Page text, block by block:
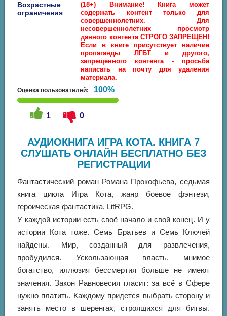
Возрастные
ограничения
(18+) Внимание! Книга может
содержать контент только для
совершеннолетних. Для
несовершеннолетних просмотр
данного контента СТРОГО ЗАПРЕЩЕН!
Если в книге присутствует наличие
пропаганды ЛГБТ и другого,
запрещенного контента - просьба
написать на почту для удаления
материала.
Оценка пользователей: 100%
1 0
АУДИОКНИГА ИГРА КОТА. КНИГА 7
СЛУШАТЬ ОНЛАЙН БЕСПЛАТНО БЕЗ
РЕГИСТРАЦИИ
Фантастический роман Романа Прокофьева, седьмая
книга цикла Игра Кота, жанр боевое фэнтези,
героическая фантастика, LitRPG.
У каждой истории есть своё начало и свой конец. И у
истории Кота тоже. Семь Братьев и Семь Ключей
найдены. Мир, созданный для развлечения,
пробудился. Ускользающая власть, мнимое
богатство, иллюзия бессмертия больше не имеют
значения. Закон Равновесия гласит: за всё в Сфере
нужно платить. Каждому придется выбрать сторону и
занять место в шеренгах, строящихся для битвы.